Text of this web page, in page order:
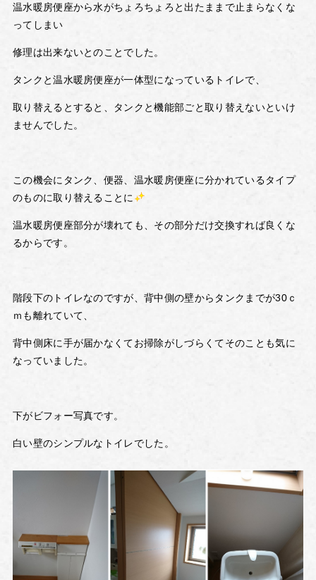
温水暖房便座から水がちょろちょろと出たままで止まらなくな
ってしまい
修理は出来ないとのことでした。
タンクと温水暖房便座が一体型になっているトイレで、
取り替えるとすると、タンクと機能部ごと取り替えないといけ
ませんでした。
この機会にタンク、便器、温水暖房便座に分かれているタイプ
のものに取り替えることに
温水暖房便座部分が壊れても、その部分だけ交換すれば良くな
るからです。
階段下のトイレなのですが、背中側の壁からタンクまでが30ｃ
ｍも離れていて、
背中側床に手が届かなくてお掃除がしづらくてそのことも気に
なっていました。
下がビフォー写真です。
白い壁のシンプルなトイレでした。